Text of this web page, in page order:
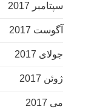
سپتامبر 2017
آگوست 2017
جولای 2017
ژوئن 2017
می 2017